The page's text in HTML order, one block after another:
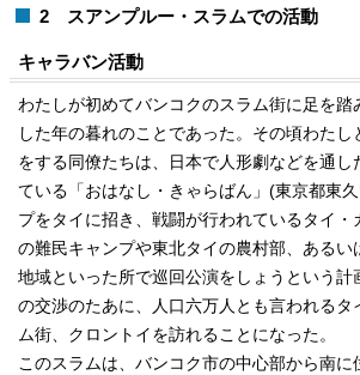
2 スアンプルー・スラムでの活動
キャラバン活動
わたしが初めてバンコクのスラム街に足を踏
した年の暮れのことであった。その頃わたし
をする同僚たちは、日本で人形劇などを通し
ている「おはなし・きゃらばん」(東京都東
プをタイに招き、戦闘が行われているタイ・
の難民キャンプや東北タイの農村部、あるい
地域といった所で巡回公演をしょうという計
の交渉のたあに、人口六万人とも言われるタ
ム街、クロントイを訪れることになった。
このスラムは、バンコク市の中心部から南に